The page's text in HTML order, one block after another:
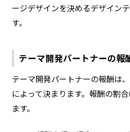
ージデザインを決めるデザイン
す。
テーマ開発パートナーの報
テーマ開発パートナーの報酬は
によって決まります。報酬の割
ます。